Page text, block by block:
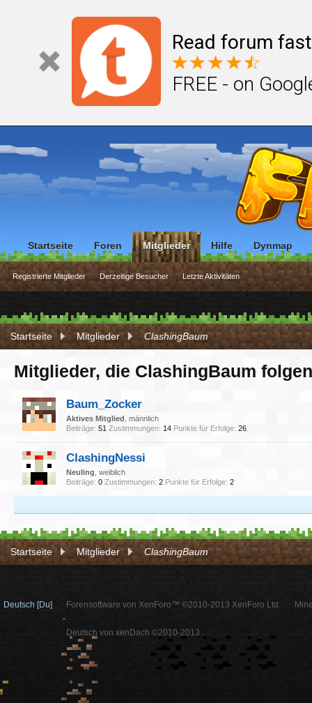
Read forum
FREE - on
Startseite Mitglieder ClashingBaum
Mitglieder, die ClashingBaum folgen
Baum_Zocker
Aktives Mitglied , männlich
Beiträge: 51 Zustimmungen: 14 Punkte für Erfolge: 26
ClashingNessi
Neuling , weiblich
Beiträge: 0 Zustimmungen: 2 Punkte für Erfolge: 2
Startseite Mitglieder ClashingBaum
Startseite Foren Mitglieder
Registrierte Mitglieder Derzeitige Besucher Letzte Aktivitäten
Hilfe Dynmap
Deutsch [Du]
Forensoftware von XenForo™ ©2010-2013 XenForo Ltd.
-
Deutsch von xenDach ©2010-2013